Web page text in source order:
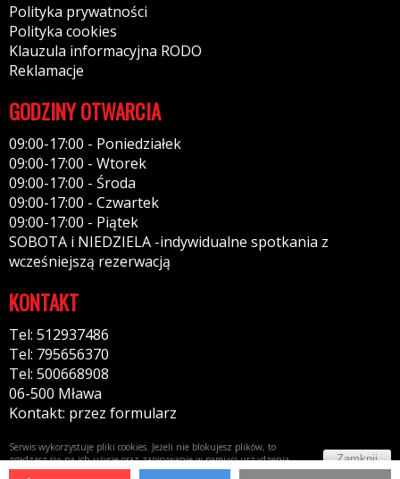
Polityka prywatności
Polityka cookies
Klauzula informacyjna RODO
Reklamacje
GODZINY OTWARCIA
09:00-17:00 - Poniedziałek
09:00-17:00 - Wtorek
09:00-17:00 - Środa
09:00-17:00 - Czwartek
09:00-17:00 - Piątek
SOBOTA i NIEDZIELA -indywidualne spotkania z
wcześniejszą rezerwacją
KONTAKT
Tel: 512937486
Tel: 795656370
Tel: 500668908
06-500 Mława
Kontakt: przez formularz
Serwis wykorzystuje pliki cookies. Jeżeli nie blokujesz plików, to
zgadzasz się na ich użycie oraz zapisywanie w pamięci urządzenia.
Więcej informacji wpolityce prywatności
Zamknij